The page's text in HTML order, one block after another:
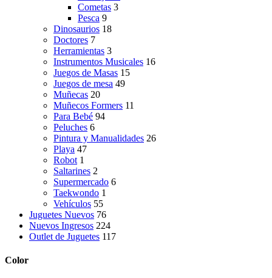
Cometas 3
Pesca 9
Dinosaurios 18
Doctores 7
Herramientas 3
Instrumentos Musicales 16
Juegos de Masas 15
Juegos de mesa 49
Muñecas 20
Muñecos Formers 11
Para Bebé 94
Peluches 6
Pintura y Manualidades 26
Playa 47
Robot 1
Saltarines 2
Supermercado 6
Taekwondo 1
Vehículos 55
Juguetes Nuevos 76
Nuevos Ingresos 224
Outlet de Juguetes 117
Color